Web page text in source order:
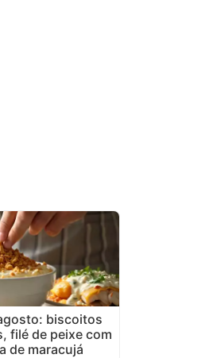
biscoitos
filé de peixe com
de maracujá